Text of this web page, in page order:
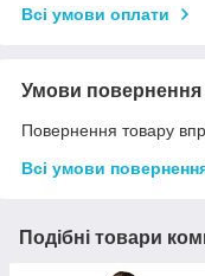
Всі умови оплати
Умови повернення
Повернення товару
Всі умови
Подібні товари